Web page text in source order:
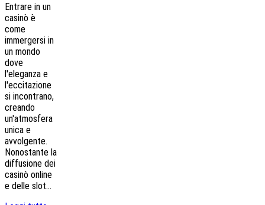
Entrare in un
casinò è
come
immergersi in
un mondo
dove
l'eleganza e
l'eccitazione
si incontrano,
creando
un'atmosfera
unica e
avvolgente.
Nonostante la
diffusione dei
casinò online
e delle slot...